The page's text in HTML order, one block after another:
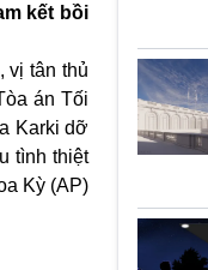
kết bồi
vị tân thủ
án Tối
Karki dỡ
tình thiệt
Kỳ(AP)